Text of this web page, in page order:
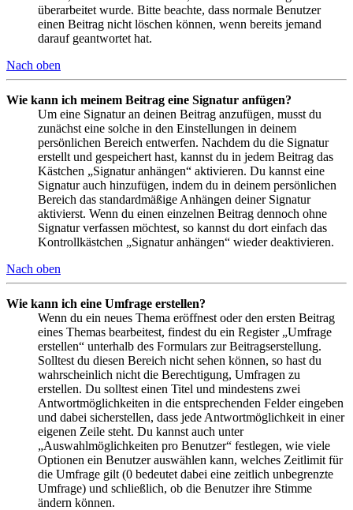
überarbeitet wurde. Bitte beachte, dass normale Benutzer
einen Beitrag nicht löschen können, wenn bereits jemand
darauf geantwortet hat.
Nach oben
Wie kann ich meinem Beitrag eine Signatur anfügen?
Um eine Signatur an deinen Beitrag anzufügen, musst du
zunächst eine solche in den Einstellungen in deinem
persönlichen Bereich entwerfen. Nachdem du die Signatur
erstellt und gespeichert hast, kannst du in jedem Beitrag das
Kästchen „Signatur anhängen“ aktivieren. Du kannst eine
Signatur auch hinzufügen, indem du in deinem persönlichen
Bereich das standardmäßige Anhängen deiner Signatur
aktivierst. Wenn du einen einzelnen Beitrag dennoch ohne
Signatur verfassen möchtest, so kannst du dort einfach das
Kontrollkästchen „Signatur anhängen“ wieder deaktivieren.
Nach oben
Wie kann ich eine Umfrage erstellen?
Wenn du ein neues Thema eröffnest oder den ersten Beitrag
eines Themas bearbeitest, findest du ein Register „Umfrage
erstellen“ unterhalb des Formulars zur Beitragserstellung.
Solltest du diesen Bereich nicht sehen können, so hast du
wahrscheinlich nicht die Berechtigung, Umfragen zu
erstellen. Du solltest einen Titel und mindestens zwei
Antwortmöglichkeiten in die entsprechenden Felder eingeben
und dabei sicherstellen, dass jede Antwortmöglichkeit in einer
eigenen Zeile steht. Du kannst auch unter
„Auswahlmöglichkeiten pro Benutzer“ festlegen, wie viele
Optionen ein Benutzer auswählen kann, welches Zeitlimit für
die Umfrage gilt (0 bedeutet dabei eine zeitlich unbegrenzte
Umfrage) und schließlich, ob die Benutzer ihre Stimme
ändern können.